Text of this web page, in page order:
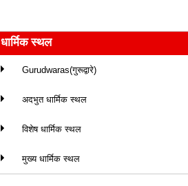
धार्मिक स्थल
Gurudwaras(गुरूद्वारे)
अदभुत धार्मिक स्थल
विशेष धार्मिक स्थल
मुख्य धार्मिक स्थल